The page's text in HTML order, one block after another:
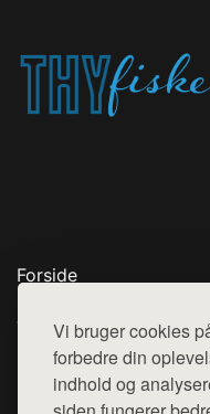
Vi bruger cookies
forbedre din
indhold og
Forside
Top Rabatter
Kontakt